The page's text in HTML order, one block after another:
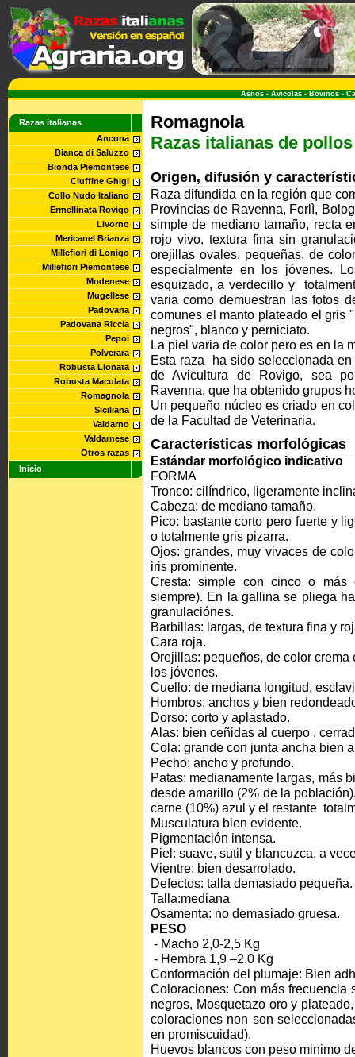
Asnos - Avicolas - Bovinos -
Razas italianas
Ancona
Bianca di Saluzzo
Bionda Piemontese
Ciuffine Ghigi
Collo Nudo Italiano
Ermellinata Rovigo
Livorno
Mericanel Brianza
Millefiori di Lonigo
Millefiori Piemontese
Modenese
Mugellese
Padovana
Padovana Riccia
Pepoi
Polverara
Robusta Lionata
Robusta Maculata
Romagnola
Siciliana
Valdarno
Valdarnese
Otros razas
Inicio
Romagnola
Razas italianas de pollos
Origen, difusión y
Raza difundida en la región que
Provincias de Ravenna, Forlì,
simple de mediano tamaño, recta
rojo vivo, textura fina sin
orejillas ovales, pequeñas, de
especialmente en los jóvenes.
esquizado, a verdecillo y
varia como demuestran las fotos
comunes el manto plateado el gris
negros", blanco y perniciato.
La piel varia de color pero es en la
Esta raza ha sido seleccionada
de Avicultura de Rovigo, sea
Ravenna, que ha obtenido grupos
Un pequeño núcleo es criado en
de la Facultad de Veterinaria.
Características morfológicas
Estándar morfológico indicativo
FORMA
Tronco: cilíndrico, ligeramente
Cabeza: de mediano tamaño.
Pico: bastante corto pero fuerte y
o totalmente gris pizarra.
Ojos: grandes, muy vivaces de
iris prominente.
Cresta: simple con cinco o
siempre). En la gallina se pliega
granulaciónes.
Barbillas: largas, de textura fina y
Cara roja.
Orejillas: pequeños, de color
los jóvenes.
Cuello: de mediana longitud,
Hombros: anchos y bien
Dorso: corto y aplastado.
Alas: bien ceñidas al cuerpo ,
Cola: grande con junta ancha bien
Pecho: ancho y profundo.
Patas: medianamente largas, más
desde amarillo (2% de la
carne (10%) azul y el restante
Musculatura bien evidente.
Pigmentación intensa.
Piel: suave, sutil y blancuzca, a
Vientre: bien desarrolado.
Defectos: talla demasiado pequeña.
Talla:mediana
Osamenta: no demasiado gruesa.
PESO
- Macho 2,0-2,5 Kg
- Hembra 1,9 –2,0 Kg
Conformación del plumaje: Bien
Coloraciones: Con más frecuencia
negros, Mosquetazo oro y
coloraciones non son
en promiscuidad).
Huevos blancos con peso minimo